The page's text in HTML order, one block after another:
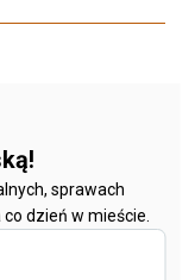
sprawach
dzień w mieście.